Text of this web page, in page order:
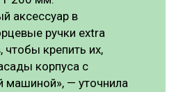
аксессуар в
ручки extra
крепить их,
корпуса с
машиной», — уточнила